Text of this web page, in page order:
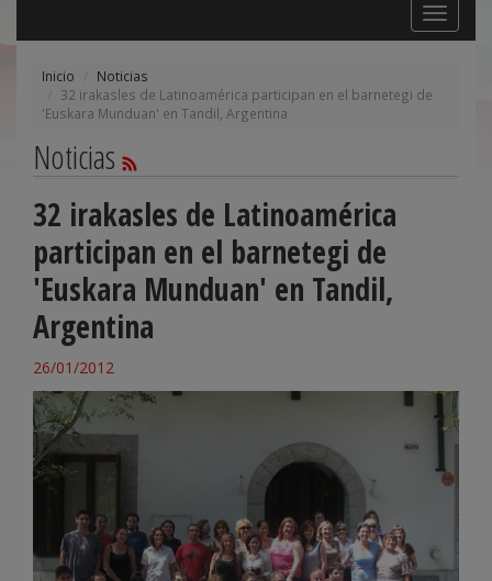
Toggle
navigation
Inicio
Noticias
32 irakasles de Latinoamérica participan en el barnetegi de
'Euskara Munduan' en Tandil, Argentina
Noticias
32 irakasles de Latinoamérica
participan en el barnetegi de
'Euskara Munduan' en Tandil,
Argentina
26/01/2012